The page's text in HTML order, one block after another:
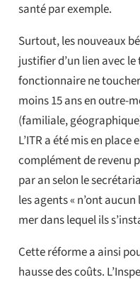
santé par exemple.
Surtout, les nouveaux
justifier d’un lien avec
fonctionnaire ne
moins 15 ans en outre-
(familiale,
L’ITR a été mis en place
complément de revenu
par an selon le
les agents « n’ont
mer dans lequel ils
Cette réforme a ainsi
hausse des coûts.